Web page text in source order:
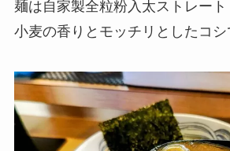
麺は自家製全粒粉入太ストレート
小麦の香りとモッチリとしたコシ